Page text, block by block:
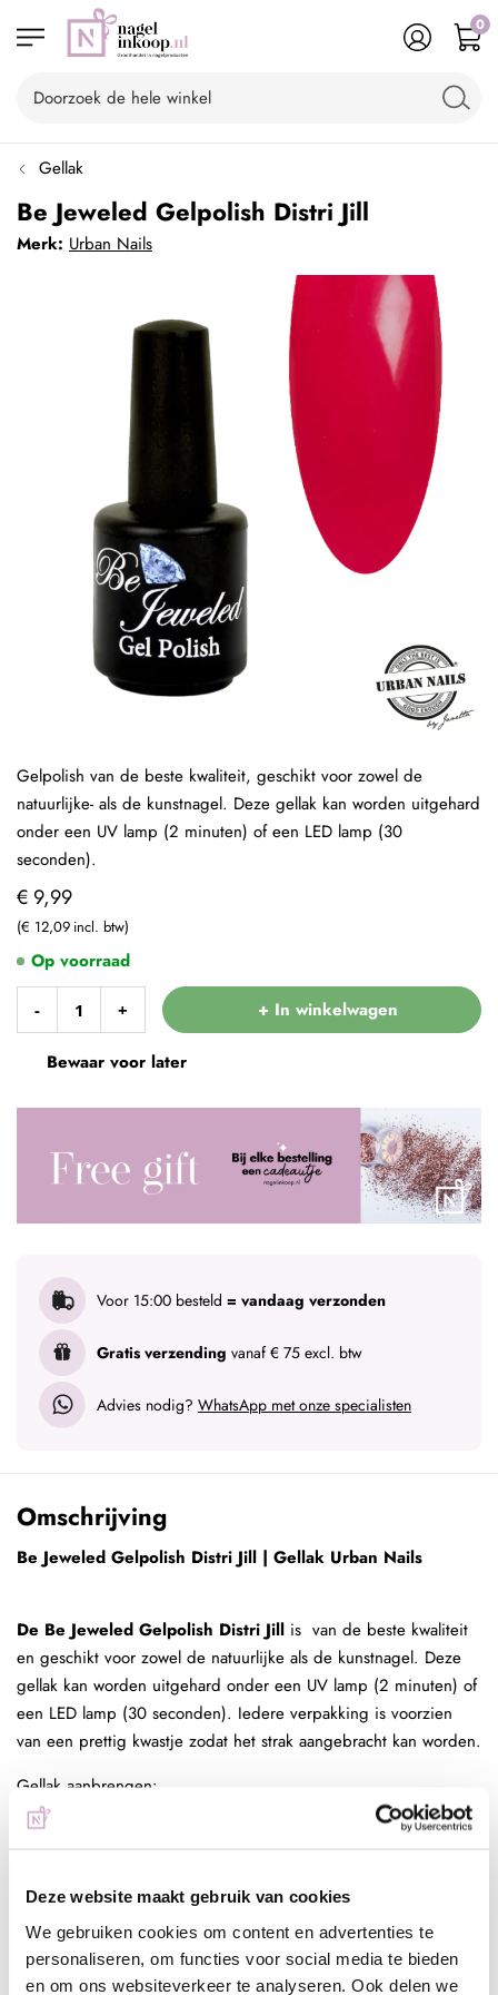
Deze website maakt gebruik van cookies
We gebruiken cookies om content en advertenties te
personaliseren, om functies voor social media te bieden
en om ons websiteverkeer te analyseren. Ook delen we
0
Gellak
Be Jeweled Gelpolish Distri Jill
Merk: Urban Nails
€ 9,99
€ 12,09
- + + In winkelwagen
Bewaar voor later
Voor 15:00 besteld = vandaag verzonden
Gratis verzending vanaf € 75 excl. btw
Advies nodig? WhatsApp met onze specialisten
Op voorraad
Gelpolish van de beste kwaliteit, geschikt voor zowel de
natuurlijke- als de kunstnagel. Deze gellak kan worden uitgehard
onder een UV lamp (2 minuten) of een LED lamp (30
seconden).
Omschrijving
Be Jeweled Gelpolish Distri Jill | Gellak Urban Nails
De Be Jeweled Gelpolish Distri Jill is van de beste kwaliteit
en geschikt voor zowel de natuurlijke als de kunstnagel. Deze
gellak kan worden uitgehard onder een UV lamp (2 minuten) of
een LED lamp (30 seconden). Iedere verpakking is voorzien
van een prettig kwastje zodat het strak aangebracht kan worden.
Gellak aanbrengen:
Be Jeweled Gelpolish Distri Jill
aanbrengen op natuurlijke
verwijder de overgebleven dode huidcellen van de nagelplaat
met de cuticle clean flame bit.
- Verwijder de glans van de natuurlijke nagels met een buffer of
zachte 180 gritt vijl